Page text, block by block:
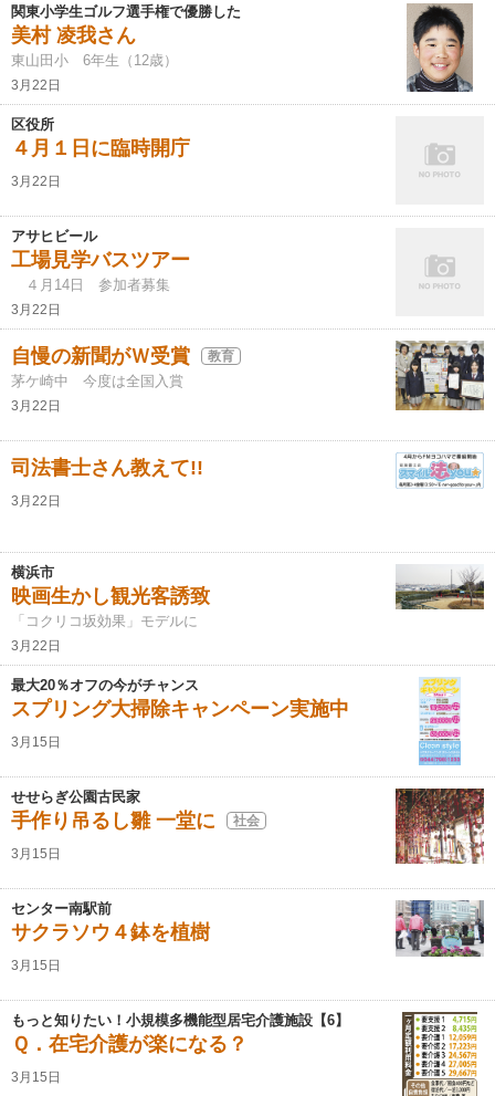
関東小学生ゴルフ選手権で優勝した
美村 凌我さん
東山田小 6年生（12歳）
3月22日
区役所
４月１日に臨時開庁
3月22日
アサヒビール
工場見学バスツアー
４月14日 参加者募集
3月22日
自慢の新聞がＷ受賞 教育
茅ケ崎中 今度は全国入賞
3月22日
司法書士さん教えて!!
3月22日
横浜市
映画生かし観光客誘致
「コクリコ坂効果」モデルに
3月22日
最大20％オフの今がチャンス
スプリング大掃除キャンペーン実施中
3月15日
せせらぎ公園古民家
手作り吊るし雛 一堂に 社会
3月15日
センター南駅前
サクラソウ４鉢を植樹
3月15日
もっと知りたい！小規模多機能型居宅介護施設【6】
Ｑ．在宅介護が楽になる？
3月15日